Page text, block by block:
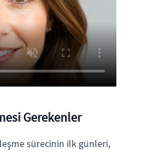
Gerekenler
sürecinin ilk günleri,